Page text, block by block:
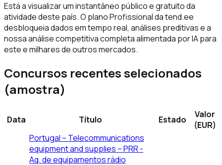
Está a visualizar um instantâneo público e gratuito da
atividade deste país. O plano Profissional da tend.ee
desbloqueia dados em tempo real, análises preditivas e a
nossa análise competitiva completa alimentada por IA para
este e milhares de outros mercados.
Concursos recentes selecionados
(amostra)
Data Título Estado
Valor
(EUR)
Portugal – Telecommunications
equipment and supplies – PRR -
Aq. de equipamentos rádio